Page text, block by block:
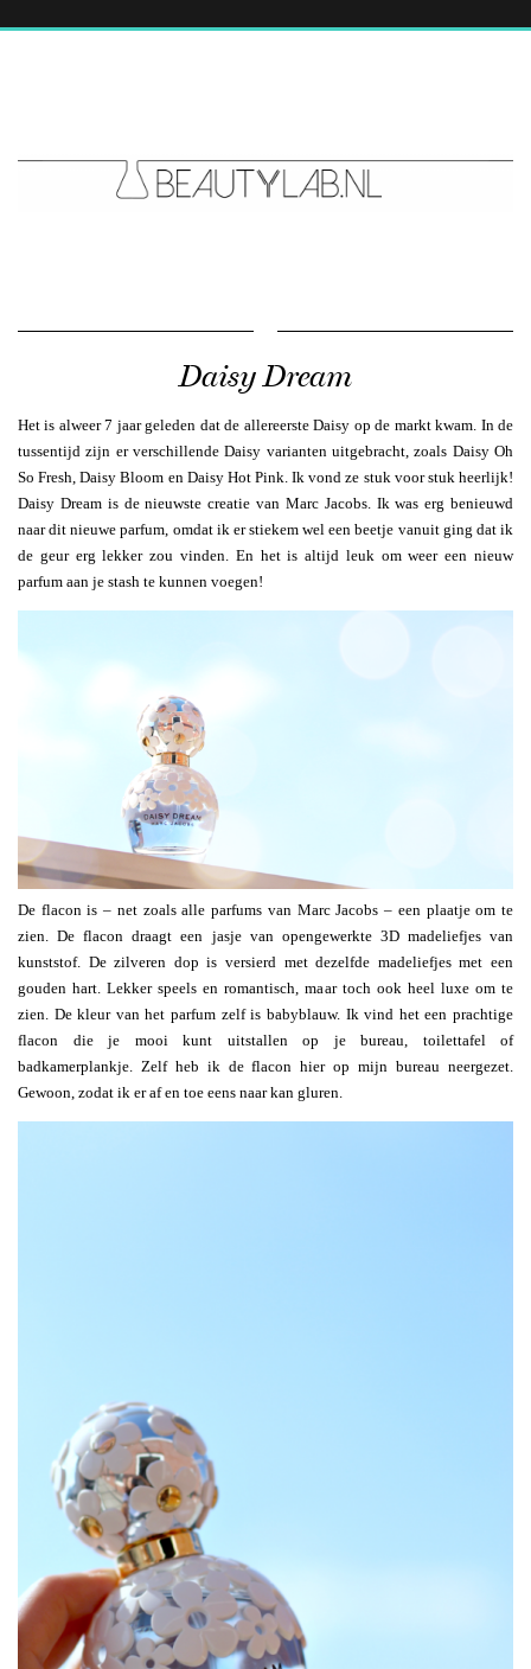
Daisy Dream
Het is alweer 7 jaar geleden dat de allereerste Daisy op de markt kwam. In de
tussentijd zijn er verschillende Daisy varianten uitgebracht, zoals Daisy Oh
So Fresh, Daisy Bloom en Daisy Hot Pink. Ik vond ze stuk voor stuk heerlijk!
Daisy Dream is de nieuwste creatie van Marc Jacobs. Ik was erg benieuwd
naar dit nieuwe parfum, omdat ik er stiekem wel een beetje vanuit ging dat ik
de geur erg lekker zou vinden. En het is altijd leuk om weer een nieuw
parfum aan je stash te kunnen voegen!
De flacon is – net zoals alle parfums van Marc Jacobs – een plaatje om te
zien. De flacon draagt een jasje van opengewerkte 3D madeliefjes van
kunststof. De zilveren dop is versierd met dezelfde madeliefjes met een
gouden hart. Lekker speels en romantisch, maar toch ook heel luxe om te
zien. De kleur van het parfum zelf is babyblauw. Ik vind het een prachtige
flacon die je mooi kunt uitstallen op je bureau, toilettafel of
badkamerplankje. Zelf heb ik de flacon hier op mijn bureau neergezet.
Gewoon, zodat ik er af en toe eens naar kan gluren.